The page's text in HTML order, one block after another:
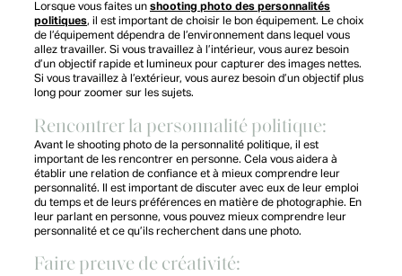
Lorsque vous faites un shooting photo des personnalités
politiques, il est important de choisir le bon équipement. Le choix
de l’équipement dépendra de l’environnement dans lequel vous
allez travailler. Si vous travaillez à l’intérieur, vous aurez besoin
d’un objectif rapide et lumineux pour capturer des images nettes.
Si vous travaillez à l’extérieur, vous aurez besoin d’un objectif plus
long pour zoomer sur les sujets.
Rencontrer la personnalité politique:
Avant le shooting photo de la personnalité politique, il est
important de les rencontrer en personne. Cela vous aidera à
établir une relation de confiance et à mieux comprendre leur
personnalité. Il est important de discuter avec eux de leur emploi
du temps et de leurs préférences en matière de photographie. En
leur parlant en personne, vous pouvez mieux comprendre leur
personnalité et ce qu’ils recherchent dans une photo.
Faire preuve de créativité: